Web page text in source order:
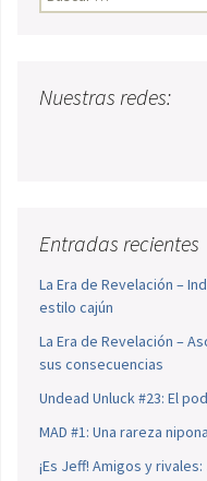
Nuestras redes:
Entradas recientes
La Era de Revelación –
estilo cajún
La Era de Revelación –
sus consecuencias
Undead Unluck #23: El
MAD #1: Una rareza nipona
¡Es Jeff! Amigos y